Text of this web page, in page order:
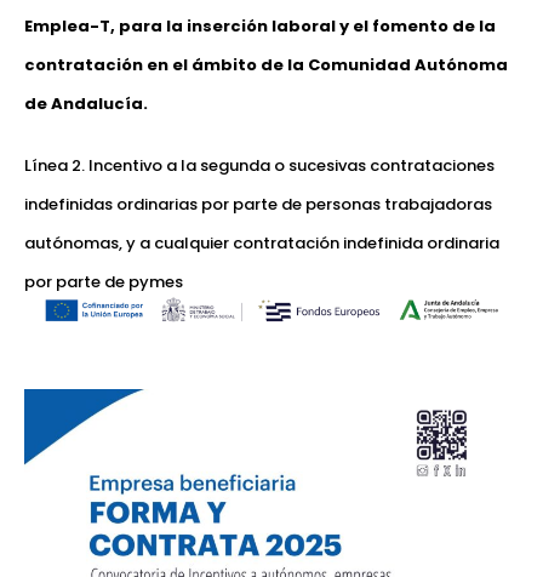
Emplea-T, para la inserción laboral y el fomento de la
contratación en el ámbito de la Comunidad Autónoma
de Andalucía.
Línea 2. Incentivo a la segunda o sucesivas contrataciones
indefinidas ordinarias por parte de personas trabajadoras
autónomas, y a cualquier contratación indefinida ordinaria
por parte de pymes